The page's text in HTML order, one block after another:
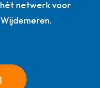
netwerk voor